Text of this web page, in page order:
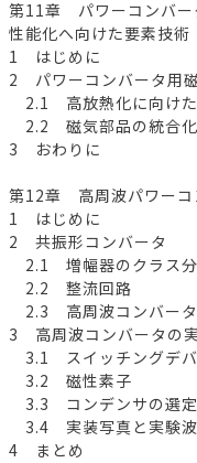
第11章 パワーコンバー
性能化へ向けた要素技術
1 はじめに
2 パワーコンバータ用
2.1 高放熱化に向けた
2.2 磁気部品の統合化
3 おわりに
第12章 高周波パワーコ
1 はじめに
2 共振形コンバータ
2.1 増幅器のクラス
2.2 整流回路
2.3 高周波コンバー
3 高周波コンバータの
3.1 スイッチングデ
3.2 磁性素子
3.3 コンデンサの選定
3.4 実装写真と実験
4 まとめ